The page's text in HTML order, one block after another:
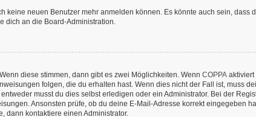
neuen Benutzer mehr anmelden können. Es könnte auch sein, dass
dich an die Board-Administration.
diese stimmen, dann gibt es zwei Möglichkeiten. Wenn COPPA aktiviert
folgen, die du erhalten hast. Wenn dies nicht der Fall ist, muss
musst du dies selbst erledigen oder ein Administrator. Bei der
Ansonsten prüfe, ob du deine E-Mail-Adresse korrekt eingegeben
dann kontaktiere einen Administrator.